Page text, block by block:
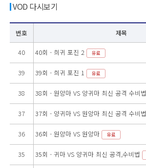
VOD 다시보기
번호 제목
40 40회 - 희귀 포진 2 유료
39 39회 - 희귀 포진 1 유료
38 38회 - 원앙마 VS 양귀마 최신 공격 수비법
37 37회 - 양귀마 VS 원앙마 최신 공격 수비법
36 36회 - 원앙마 VS 원앙마 유료
35 35회 - 귀마 VS 양귀마 최신 공격,수비법